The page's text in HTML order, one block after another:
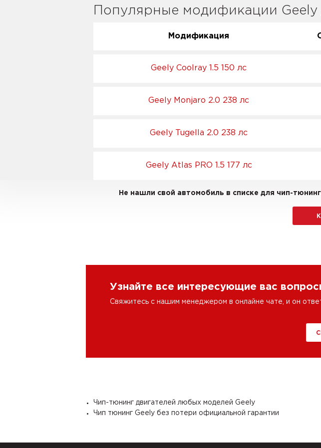
Популярные модификации Geely
Модификация
Geely Coolray 1.5 150 лс
Geely Monjaro 2.0 238 лс
Geely Tugella 2.0 238 лс
Geely Atlas PRO 1.5 177 лс
Не нашли свой автомобиль в списке для чип-
Узнайте все интересующие вас
Свяжитесь с нашим менеджером в онлайне чате, и он
Чип-тюнинг двигателей любых моделей Geely
Чип тюнинг Geely без потери официальной гарантии